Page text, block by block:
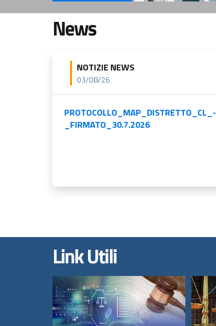
Servizi Per il cittadino
News
NOTIZIE NEWS
03/08/26
PROTOCOLLO_MAP_DISTRETTO_CL_-
_FIRMATO_30.7.2026
Link Utili